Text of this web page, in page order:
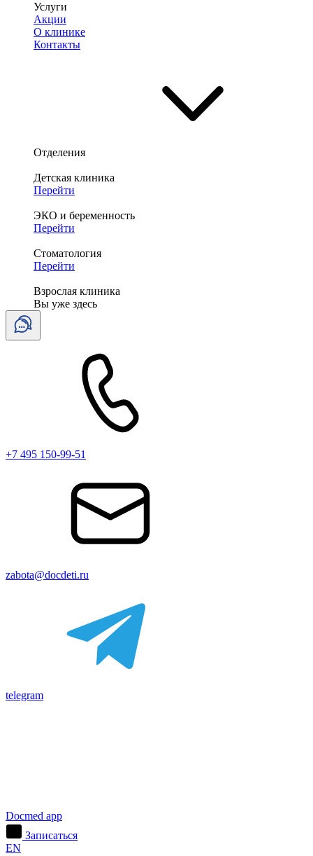
Услуги
Акции
О клинике
Контакты
Отделения
Детская клиника
Перейти
ЭКО и беременность
Перейти
Стоматология
Перейти
Взрослая клиника
Вы уже здесь
+7 495 150-99-51
zabota@docdeti.ru
telegram
Docmed app
Записаться
EN